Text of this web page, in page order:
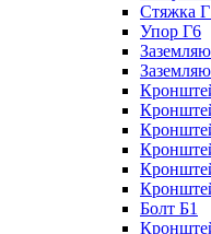
Стяжка
Упор Г6
Болт Б1